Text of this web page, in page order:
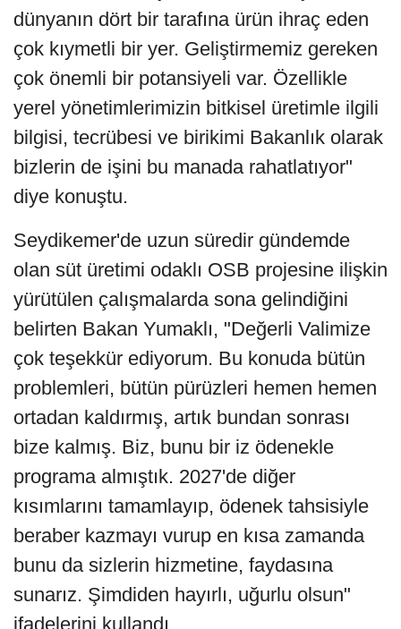
dünyanın dört bir tarafına ürün ihraç eden
çok kıymetli bir yer. Geliştirmemiz gereken
çok önemli bir potansiyeli var. Özellikle
yerel yönetimlerimizin bitkisel üretimle ilgili
bilgisi, tecrübesi ve birikimi Bakanlık olarak
bizlerin de işini bu manada rahatlatıyor"
diye konuştu.
Seydikemer'de uzun süredir gündemde
olan süt üretimi odaklı OSB projesine ilişkin
yürütülen çalışmalarda sona gelindiğini
belirten Bakan Yumaklı, "Değerli Valimize
çok teşekkür ediyorum. Bu konuda bütün
problemleri, bütün pürüzleri hemen hemen
ortadan kaldırmış, artık bundan sonrası
bize kalmış. Biz, bunu bir iz ödenekle
programa almıştık. 2027'de diğer
kısımlarını tamamlayıp, ödenek tahsisiyle
beraber kazmayı vurup en kısa zamanda
bunu da sizlerin hizmetine, faydasına
sunarız. Şimdiden hayırlı, uğurlu olsun"
ifadelerini kullandı.